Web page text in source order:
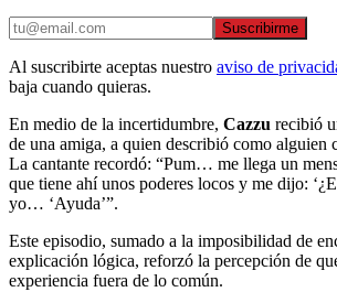
Suscribirme
Al suscribirte aceptas nuestro aviso de
baja cuando quieras.
En medio de la incertidumbre, Cazzu recibió
de una amiga, a quien describió como alguien
La cantante recordó: “Pum… me llega un
que tiene ahí unos poderes locos y me dijo:
yo… ‘Ayuda’”.
Este episodio, sumado a la imposibilidad de
explicación lógica, reforzó la percepción de
experiencia fuera de lo común.